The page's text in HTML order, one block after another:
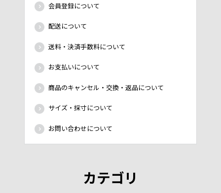
会員登録について
配送について
送料・決済手数料について
お支払いについて
商品のキャンセル・交換・返品について
サイズ・採寸について
お問い合わせについて
カテゴリ